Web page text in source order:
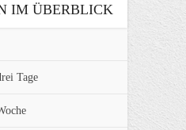
IM ÜBERBLICK
Tage